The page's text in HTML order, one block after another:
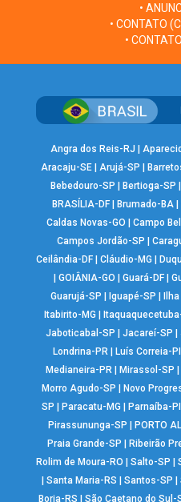
•
• CONTATO
•
Angra dos Reis-RJ
Aracaju-SE |Arujá-SP
Bebedouro-SP
Bertioga-SP
BRASÍLIA-DF| Brumado-BA|
Caldas Novas-GO
|Campo
Campos Jordão-SP
Ceilândia-DF| Cláudio-MG
GOIÂNIA-GO Guará-DF|
Guarujá-SP
Iguapé-SP
Itabirito-MG
Jaboticabal-SP
Jacareí-SP
Londrina-PR| Luís Correia-PI
Medianeira-PR
Mirassol-SP
Morro Agudo-SP
Novo
SP
Paracatu-MG Parnaíba-PI
Pirassununga-SP
PORTO
Praia Grande-SP
Ribeirão
Rolim de Moura-RO
Salto-SP
|Santa Maria-RS |Santos-SP |
Borja-RS
|São Caetano do Sul-